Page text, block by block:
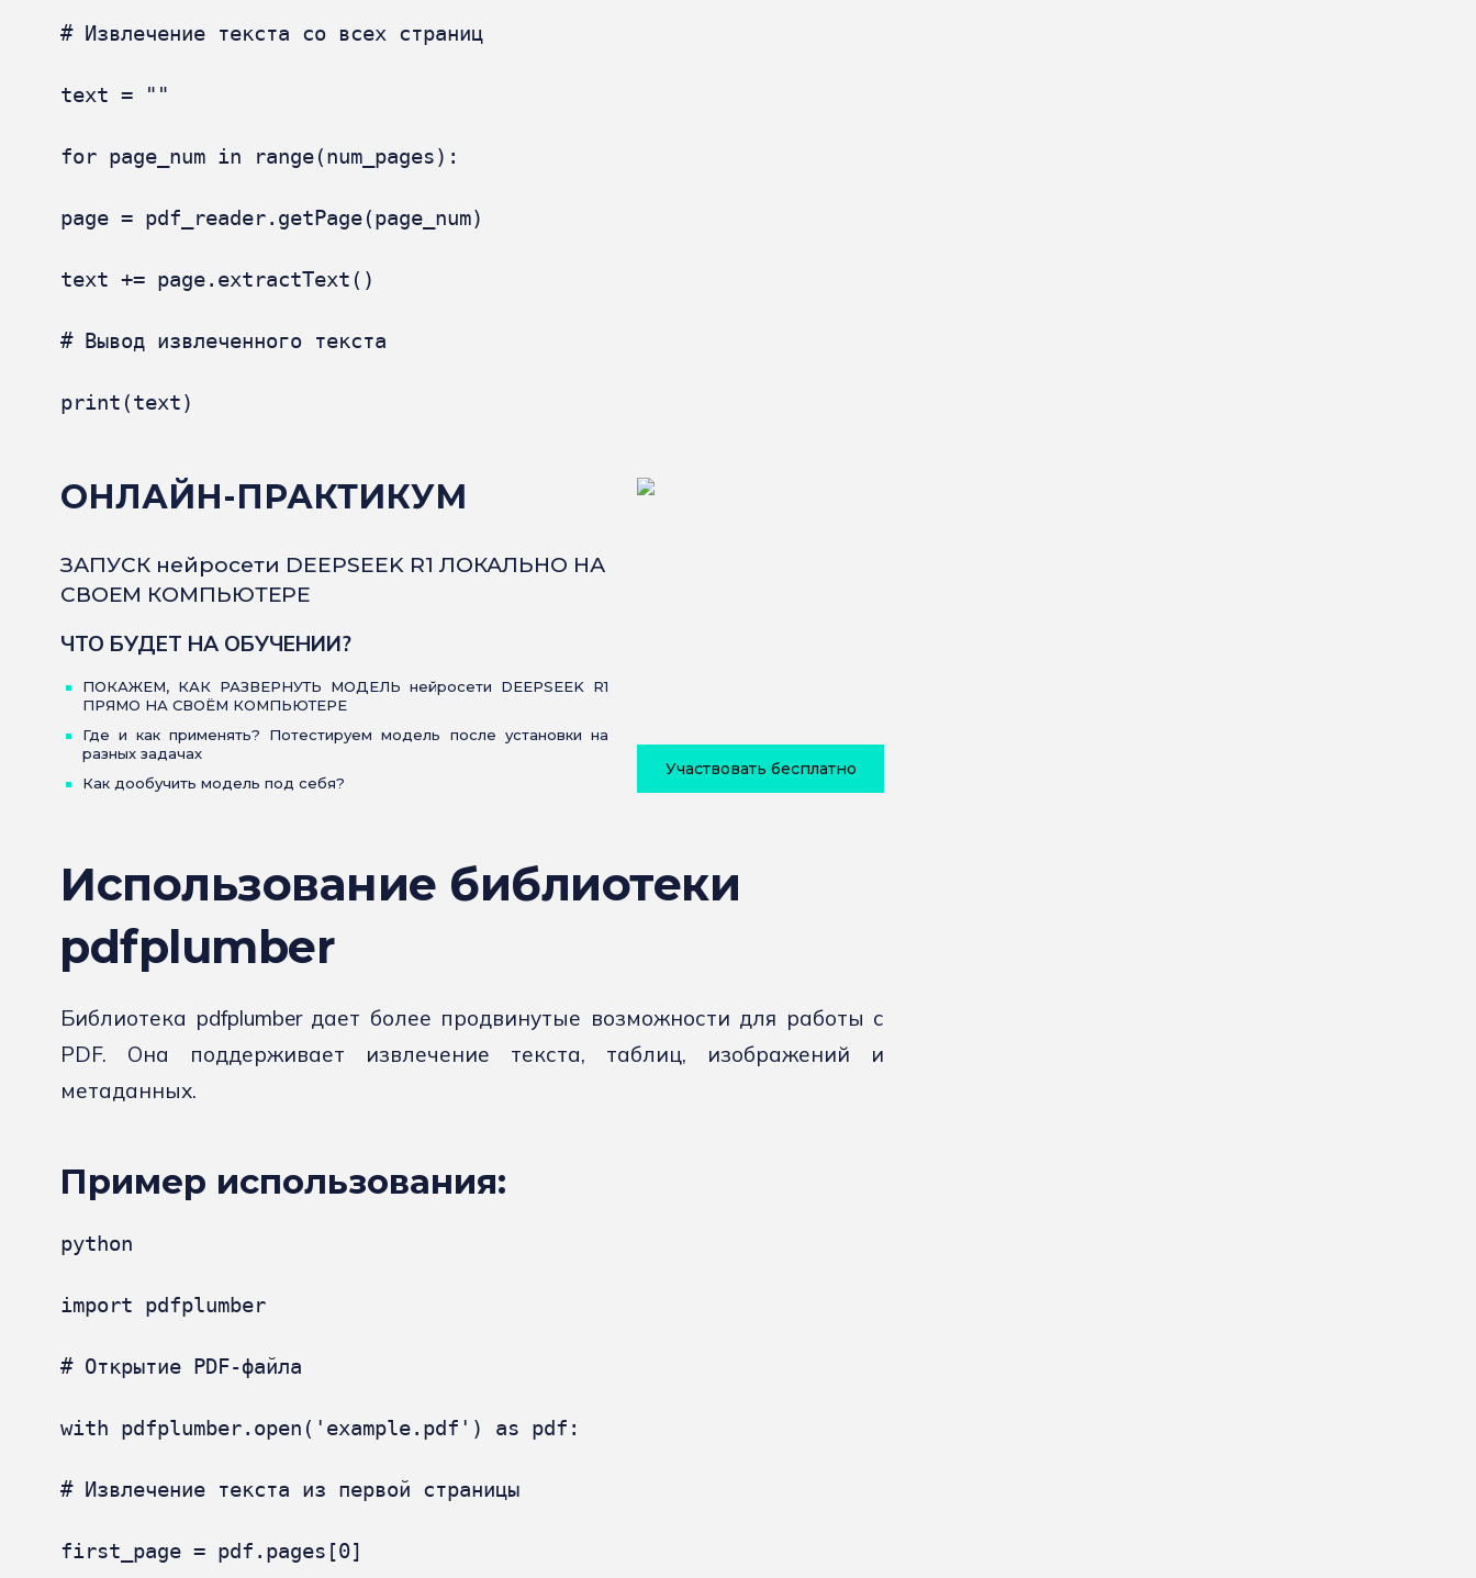
# Извлечение текста со всех страниц
text = ""
for page_num in range(num_pages):
page = pdf_reader.getPage(page_num)
text += page.extractText()
# Вывод извлеченного текста
print(text)
ОНЛАЙН-ПРАКТИКУМ
ЗАПУСК нейросети DEEPSEEK R1 ЛОКАЛЬНО НА
СВОЕМ КОМПЬЮТЕРЕ
ЧТО БУДЕТ НА ОБУЧЕНИИ?
ПОКАЖЕМ, КАК РАЗВЕРНУТЬ МОДЕЛЬ нейросети DEEPSEEK R1
ПРЯМО НА СВОЁМ КОМПЬЮТЕРЕ
Где и как применять? Потестируем модель после установки на
разных задачах
Как дообучить модель под себя?
Участвовать бесплатно
Использование библиотеки
pdfplumber
Библиотека pdfplumber дает более продвинутые возможности для работы с
PDF. Она поддерживает извлечение текста, таблиц, изображений и
метаданных.
Пример использования:
python
import pdfplumber
# Открытие PDF-файла
with pdfplumber.open('example.pdf') as pdf:
# Извлечение текста из первой страницы
first_page = pdf.pages[0]